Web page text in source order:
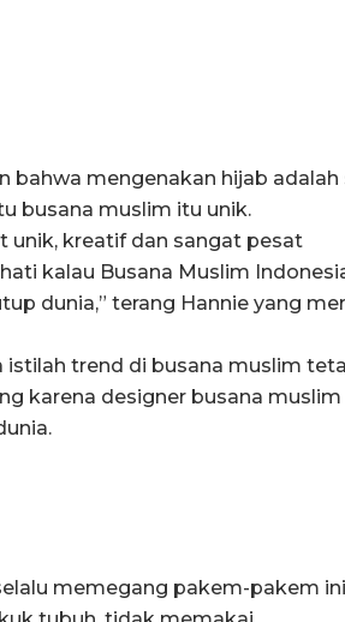
bahwa mengenakan hijab adalah
busana muslim itu unik.
unik, kreatif dan sangat pesat
kalau Busana Muslim
dunia,” terang Hannie yang
trend di busana muslim
karena designer busana
memegang pakem-pakem